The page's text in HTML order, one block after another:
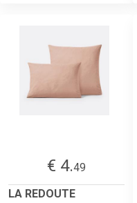
€ 4.49
LA REDOUTE